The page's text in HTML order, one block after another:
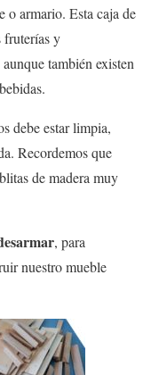
o armario. Esta caja de
fruterías y
también existen
debe estar limpia,
Recordemos que
de madera muy
, para
nuestro mueble